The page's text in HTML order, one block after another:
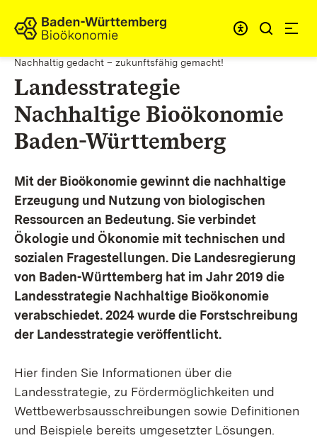
Zum Inhalt springen
Link zur Startseite
Nachhaltig gedacht – zukunftsfähig gemacht!
Landesstrategie
Nachhaltige Bioökonomie
Baden-Württemberg
Mit der Bioökonomie gewinnt die nachhaltige
Erzeugung und Nutzung von biologischen
Ressourcen an Bedeutung. Sie verbindet
Ökologie und Ökonomie mit technischen und
sozialen Fragestellungen. Die Landesregierung
von Baden-Württemberg hat im Jahr 2019 die
Landesstrategie Nachhaltige Bioökonomie
verabschiedet. 2024 wurde die Forstschreibung
der Landesstrategie veröffentlicht.
Hier finden Sie Informationen über die
Landesstrategie, zu Fördermöglichkeiten und
Wettbewerbsausschreibungen sowie Definitionen
und Beispiele bereits umgesetzter Lösungen.